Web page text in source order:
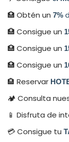
🏥 Obtén un 7%
🏥 Consigue un
🏥 Consigue un
🏥 Consigue un
🏨 Reservar
🏕 Consulta
📱 Disfruta de
💳​ Consigue tu